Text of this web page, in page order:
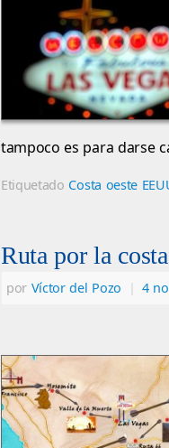
tampoco es para darse
Etiquetado Costa oeste
Ruta por la
por Víctor del Pozo 4